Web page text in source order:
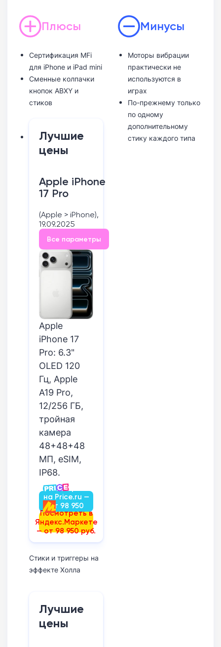
Плюсы
Сертификация MFi
для iPhone и iPad mini
Сменные колпачки
кнопок ABXY и
стиков
Лучшие
цены
Apple iPhone
17 Pro
(Apple > iPhone),
19.09.2025
Все параметры
Apple
iPhone 17
Pro: 6.3"
OLED 120
Гц, Apple
A19 Pro,
12/256 ГБ,
тройная
камера
48+48+48
МП, eSIM,
IP68.
Посмотреть
на Price.ru —
от 98 950
руб.
Посмотреть в
Яндекс.Маркете
— от 98 950 руб.
Стики и триггеры на
эффекте Холла
Лучшие
цены
Минусы
Моторы вибрации
практически не
используются в
играх
По-прежнему только
по одному
дополнительному
стику каждого типа